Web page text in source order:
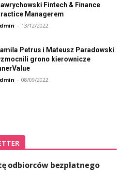
Fintech & Finance
Managerem
- 13/12/2022
Petrus i Mateusz Paradowski
grono kierownicze
- 08/09/2022
odbiorców bezpłatnego